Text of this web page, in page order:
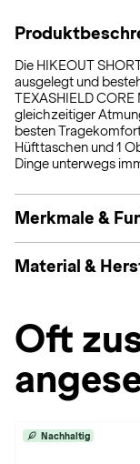
Die HIKEOUT
ausgelegt und
TEXASHIELD
gleichzeitiger
besten
Hüfttaschen und 1
Dinge unterwegs
Merkmale &
Material &
Oft
Nachhaltig